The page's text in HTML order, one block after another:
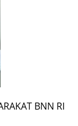
BNN RI